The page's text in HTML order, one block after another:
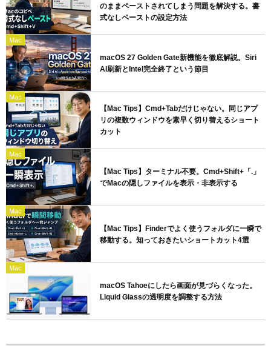
のままペーストされてしまう問題を解決する。書
式なしペーストの設定方法
Mac
macOS 27 Golden Gate新機能を徹底解説。Siri
AI刷新とIntel完全終了という節目
Mac
【Mac Tips】Cmd+Tabだけじゃない。同じアプ
リの複数ウィンドウを素早く切り替えるショート
カット
Mac
【Mac Tips】ターミナル不要。Cmd+Shift+「.」
でMacの隠しファイルを表示・非表示する
Mac
【Mac Tips】Finderでよく使うフォルダに一瞬で
移動する。知っておきたいショートカット4選
Mac
macOS Tahoeにしたら画面が見づらくなった。
Liquid Glassの透明度を調整する方法